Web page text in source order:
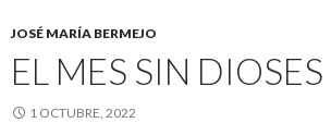
JOSÉ MARÍA BERMEJO
EL MES SIN DIOSES
1 OCTUBRE, 2022